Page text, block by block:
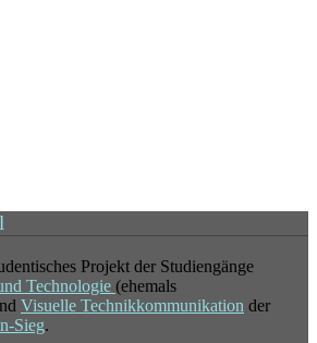
Projekt der Studiengänge
Technologie (ehemals
Visuelle Technikkommunikation der
Sieg.